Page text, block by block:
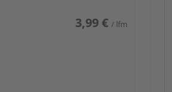
3,99 € / lfm